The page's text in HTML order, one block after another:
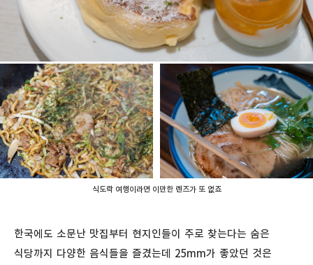
식도락 여행이라면 이만한 렌즈가 또 없죠
한국에도 소문난 맛집부터 현지인들이 주로 찾는다는 숨은
식당까지 다양한 음식들을 즐겼는데 25mm가 좋았던 것은